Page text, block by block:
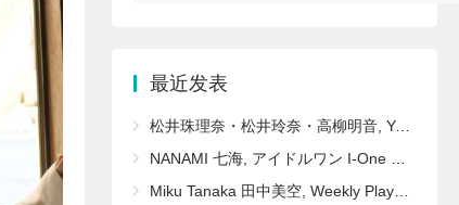
最近发表
松井珠理奈・松井玲奈・高柳明音, Young Animal 2011 No.11 (ヤングアニマル 2011年11号)
NANAMI 七海, アイドルワン I-One サンプル版 おしえて！ななみ先生
Miku Tanaka 田中美空, Weekly Playboy 2025 No.16 (週刊プレイボーイ 2025年16号)